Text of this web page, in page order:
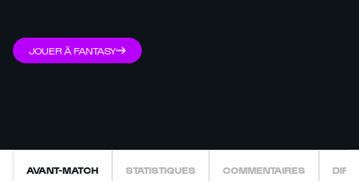
JOUER À FANTASY
AVANT-MATCH STATISTIQUES COMMENTAIRES